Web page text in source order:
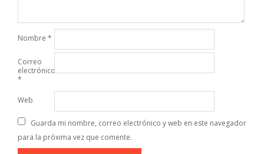
Nombre *
Correo
electrónico
*
Web
Guarda mi nombre, correo electrónico y web en este navegador
para la próxima vez que comente.